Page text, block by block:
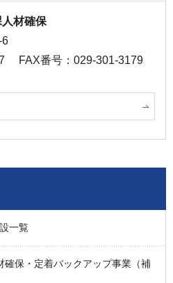
材確保
6
FAX番号：029-301-3179
一覧
確保・定着バックアップ事業（補